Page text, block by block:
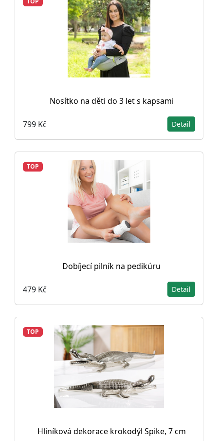
Nosítko na děti do 3 let s kapsami
799 Kč Detail
TOP
Dobíjecí pilník na pedikúru
479 Kč Detail
TOP
Hliníková dekorace krokodýl Spike, 7 cm